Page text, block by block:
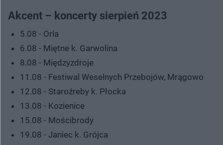
Akcent – koncerty sierpień 2023
5.08 - Orla
6.08 - Miętne k. Garwolina
8.08 - Międzyzdroje
11.08 - Festiwal Weselnych Przebojów, Mrągowo
12.08 - Staroźreby k. Płocka
13.08 - Kozienice
15.08 - Mościbrody
19.08 - Janiec k. Grójca